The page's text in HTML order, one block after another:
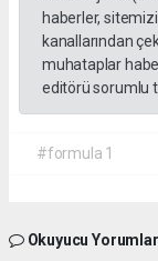
haberler,
kanallarından
muhataplar
editörü sorumlu
#formula 1
Okuyucu